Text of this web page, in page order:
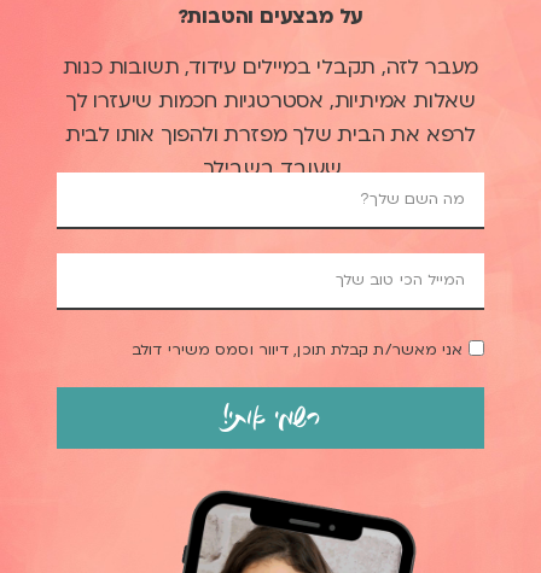
על מבצעים והטבות?
מעבר לזה, תקבלי במיילים עידוד, תשובות כנות
שאלות אמיתיות, אסטרטגיות חכמות שיעזרו לך
לרפא את הבית שלך מפזרת ולהפוך אותו לבית
שעובד בשבילך.
אני מאשר/ת קבלת תוכן, דיוור וסמס משירי דולב
רשמי אותי!